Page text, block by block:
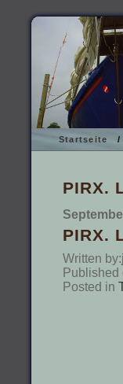
Startseite /
PIRX.
PIRX.
Written by:
Published
Posted in